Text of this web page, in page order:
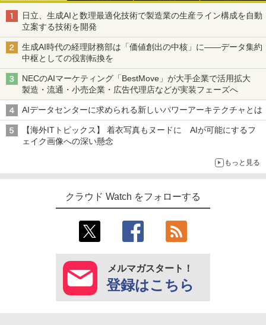
日立、生成AIと数理最適化技術で製造業の生産ライン構成を自動
立案する技術を開発
生成AI時代の経理財務部は「価値創出の中核」に――データ集約
中枢としての役割転換を
NECのAIマーケティング「BestMove」が大手企業で活用拡大
製造・流通・小売企業・広告代理店などが実装フェーズへ
AIデータセンターに求められる新しいパワーアーキテクチャとは
【海外ITトピックス】 着衣写真もヌードに AIが可能にするフ
ェイク画像への深い懸念
もっと見る
クラウド Watch をフォローする
メルマガスタート！
登録はこちら